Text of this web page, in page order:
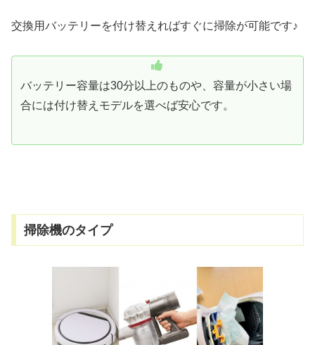
交換用バッテリーを付け替えればすぐに掃除が可能です♪
バッテリー容量は30分以上のものや、容量が小さい場
合には付け替えモデルを選べば安心です。
掃除機のタイプ